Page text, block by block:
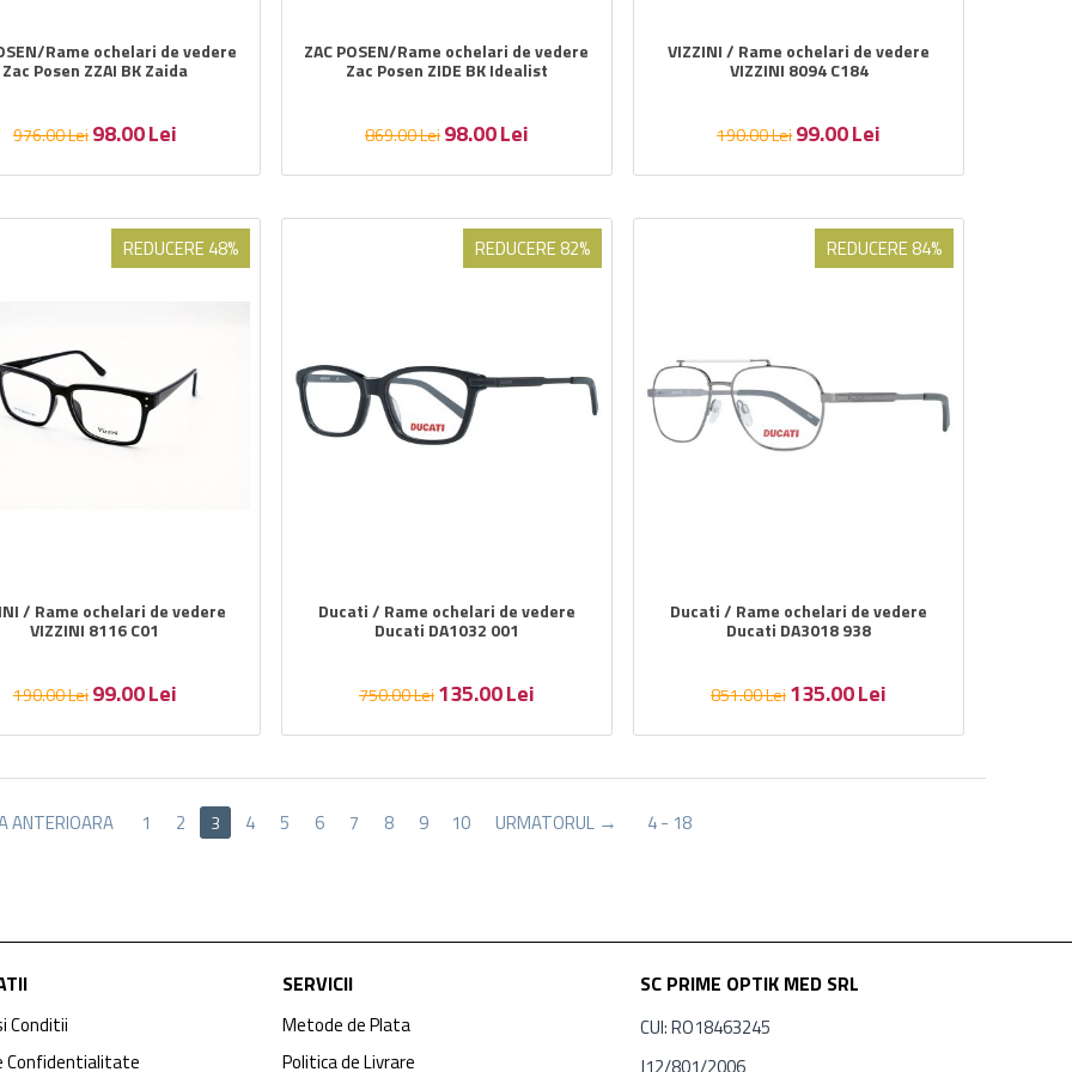
Rame ochelari de vedere
Zac Posen ZZAI BK Zaida
976.00Lei98.00Lei
ZAC POSEN/Rame ochelari de vedere
Zac Posen ZIDE BK Idealist
869.00Lei98.00Lei
VIZZINI / Rame ochelari de vedere
VIZZINI 8094 C184
190.00Lei99.00Lei
REDUCERE 48%
/ Rame ochelari de vedere
VIZZINI 8116 C01
190.00Lei99.00Lei
REDUCERE 82%
Ducati / Rame ochelari de vedere
Ducati DA1032 001
750.00Lei135.00Lei
REDUCERE 84%
Ducati / Rame ochelari de vedere
Ducati DA3018 938
851.00Lei135.00Lei
ANTERIOARA 1 2 3 4 5 6 7 8 9 10 URMATORUL 4 - 18
Conditii
Confidentialitate
SERVICII
Metode de Plata
Politica de Livrare
SC PRIME OPTIK MED SRL
CUI: RO18463245
J12/801/2006